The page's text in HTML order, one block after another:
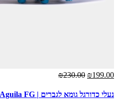
₪199.00
₪230.00
נעלי כדורגל גומא לגברים | Joma Aguila FG